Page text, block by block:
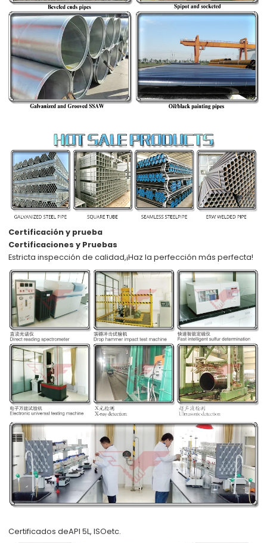
Certificación y prueba
Certificaciones y Pruebas
Estricta inspección de calidad,¡Haz la perfección más perfecta!
Certificados deAPI 5L, ISOetc.